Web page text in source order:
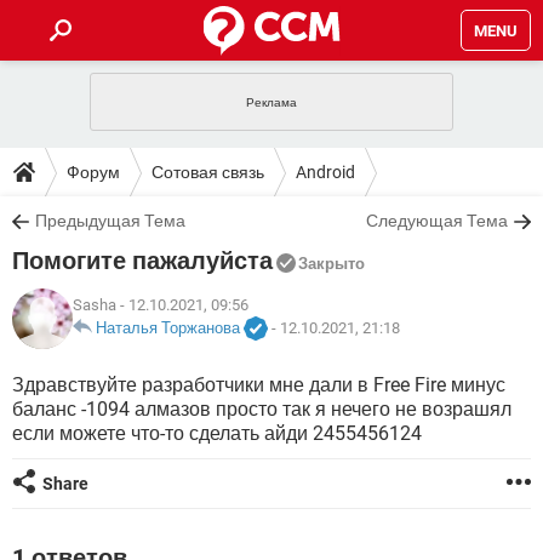
MENU
INSTAGRAM FACEBOOK
ИГРЫ WINDOWS 10
ВКОНТАКТЕ ВИДЕО
GOOGLE
ПОЛЕЗНЫЕ СОВЕТЫ
TIKTOK TELEGRAM
WINDOWS 10 ВКОНТАКТЕ
YANDEX
ЗАГРУЗКИ
TIKTOK TELEGRAM
WHATSAPP
FACEBOOK
WINDOWS 10 ВКОНТАКТЕ
ВИДЕО GOOGLE
YANDEX
TIKTOK TELEGRAM
FACEBOOK ИГРЫ
ВКОНТАКТЕ
ВИДЕО
ЭНЦИКЛОПЕДИЯ
TIKTOK TELEGRAM
WHATSAPP INSTAGRAM
FACEBOOK
ВИДЕО
Форум Сотовая связь Android
Предыдущая Тема Следующая Тема
Помогите пажалуйста Закрыто
Sasha - 12.10.2021, 09:56
Наталья Торжанова
- 12.10.2021, 21:18
Здравствуйте разработчики мне дали в Free Fire минус
баланс -1094 алмазов просто так я нечего не возрашял
если можете что-то сделать айди 2455456124
Share